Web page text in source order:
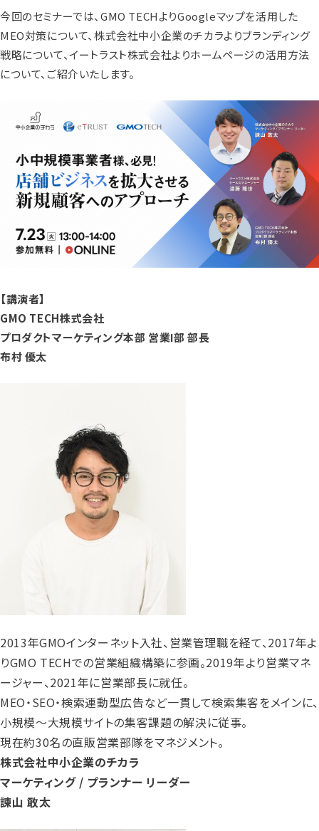
今回のセミナーでは、GMO TECHよりGoogleマップを活用した
MEO対策について、株式会社中小企業のチカラよりブランディング
戦略について、イートラスト株式会社よりホームページの活用方法
について、ご紹介いたします。
【講演者】
GMO TECH株式会社
プロダクトマーケティング本部 営業Ⅰ部 部長
布村 優太
2013年GMOインターネット入社、営業管理職を経て、2017年よ
りGMO TECHでの営業組織構築に参画。2019年より営業マネ
ージャー、2021年に営業部長に就任。
MEO・SEO・検索連動型広告など一貫して検索集客をメインに、
小規模～大規模サイトの集客課題の解決に従事。
現在約30名の直販営業部隊をマネジメント。
株式会社中小企業のチカラ
マーケティング / プランナー リーダー
諫山 敢太